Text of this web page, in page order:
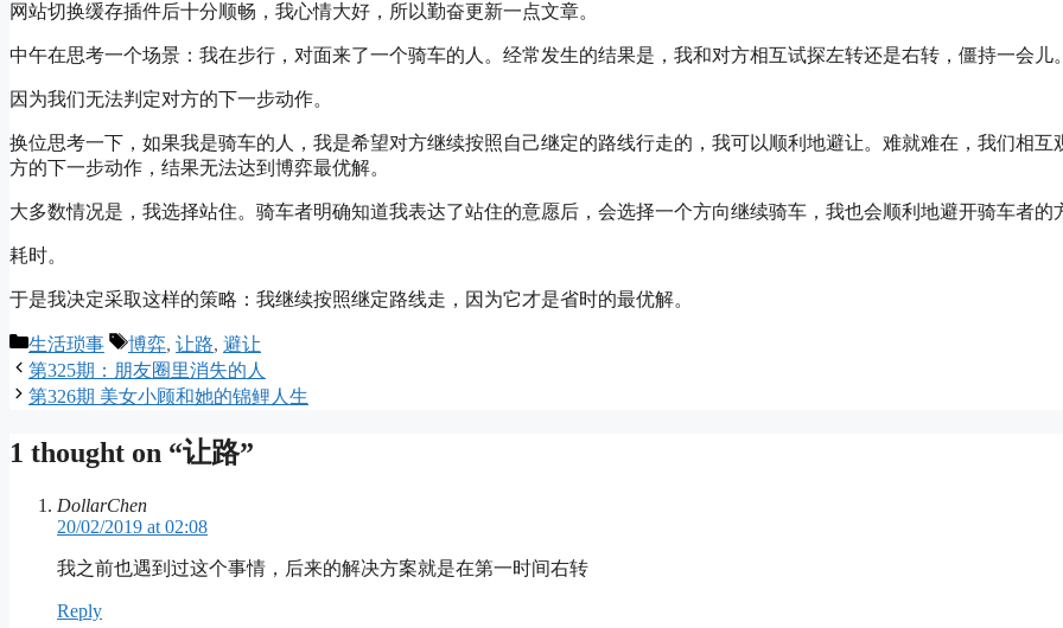
网站切换缓存插件后十分顺畅，我心情大好，所以勤奋更新一点文章。
中午在思考一个场景：我在步行，对面来了一个骑车的人。经常发生的结果是，我和对方相互试探左转还是右转，僵持一会儿
因为我们无法判定对方的下一步动作。
换位思考一下，如果我是骑车的人，我是希望对方继续按照自己继定的路线行走的，我可以顺利地避让。难就难在，我们相互
方的下一步动作，结果无法达到博弈最优解。
大多数情况是，我选择站住。骑车者明确知道我表达了站住的意愿后，会选择一个方向继续骑车，我也会顺利地避开骑车者的
耗时。
于是我决定采取这样的策略：我继续按照继定路线走，因为它才是省时的最优解。
Categories
生活琐事 Tags
博弈, 让路, 避让
第325期：朋友圈里消失的人
第326期 美女小顾和她的锦鲤人生
1 thought on “让路”
DollarChen
20/02/2019 at 02:08
我之前也遇到过这个事情，后来的解决方案就是在第一时间右转
Reply